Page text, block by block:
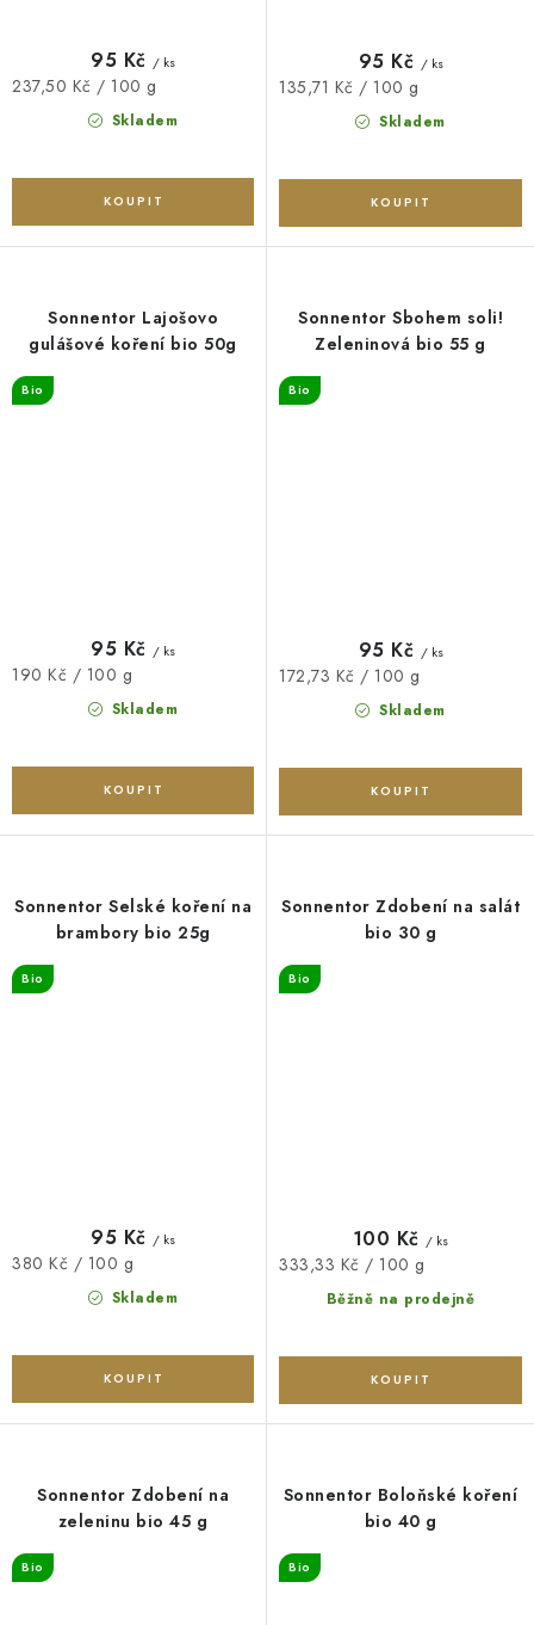
Skladem
95 Kč / ks
Měrná
237,50 Kč / 100 g
Skladem
95 Kč / ks
Měrná
135,71 Kč / 100 g
Sonnentor Lajošovo
gulášové koření bio 50g
Bio
Skladem
95 Kč / ks
Měrná
190 Kč / 100 g
Sonnentor Sbohem soli!
Zeleninová bio 55 g
Bio
Skladem
95 Kč / ks
Měrná
172,73 Kč / 100 g
Sonnentor Selské koření na
brambory bio 25g
Bio
Skladem
95 Kč / ks
Měrná
380 Kč / 100 g
Sonnentor Zdobení na salát
bio 30 g
Bio
Běžně na prodejně
100 Kč / ks
Měrná
333,33 Kč / 100 g
Sonnentor Zdobení na
zeleninu bio 45 g
Bio
Sonnentor Boloňské koření
bio 40 g
Bio